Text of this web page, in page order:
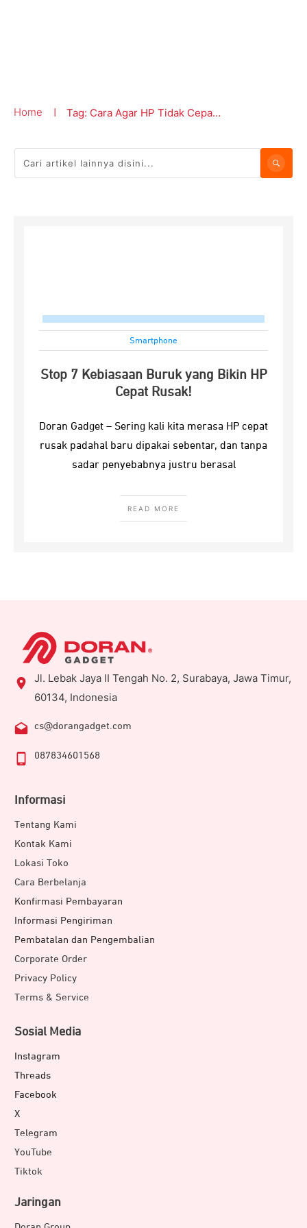
Home Tag: Cara Agar HP Tidak Cepat Rusak
Smartphone
Stop 7 Kebiasaan Buruk yang Bikin HP
Cepat Rusak!
Doran Gadget – Sering kali kita merasa HP cepat
rusak padahal baru dipakai sebentar, dan tanpa
sadar penyebabnya justru berasal
READ MORE
Jl. Lebak Jaya II Tengah No. 2, Surabaya, Jawa Timur,
60134, Indonesia
cs@dorangadget.com
087834601568
Informasi
Tentang Kami
Kontak Kami
Lokasi Toko
Cara Berbelanja
Konfirmasi Pembayaran
Informasi Pengiriman
Pembatalan dan Pengembalian
Corporate Order
Privacy Policy
Terms & Service
Sosial Media
Instagram
Threads
Facebook
X
Telegram
YouTube
Tiktok
Jaringan